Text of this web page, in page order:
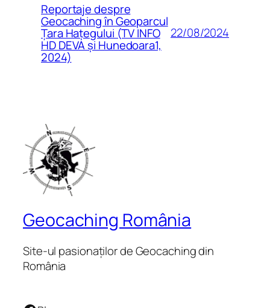
Reportaje despre
Geocaching în Geoparcul
Țara Hațegului (TV INFO
HD DEVA și Hunedoara1,
2024)
22/08/2024
Geocaching România
Site-ul pasionaților de Geocaching din
România